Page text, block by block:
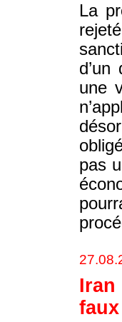
La
une
pas